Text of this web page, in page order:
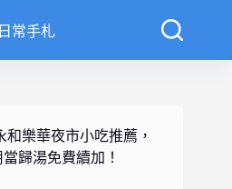
常手札
和樂華夜市小吃推薦，
歸湯免費續加！